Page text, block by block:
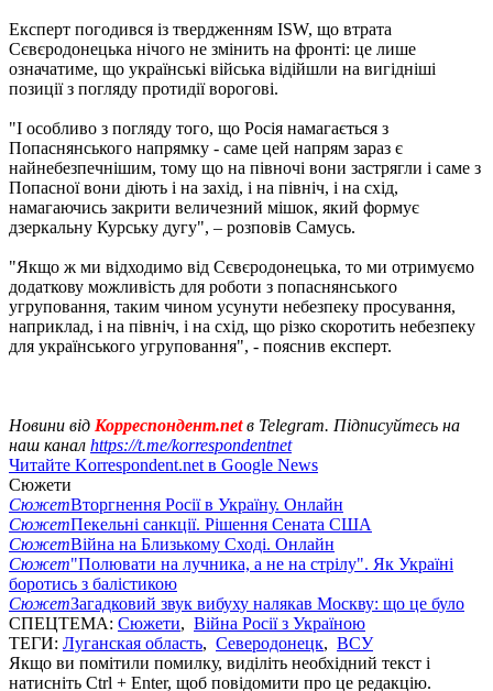
Експерт погодився із твердженням ISW, що втрата
Сєвєродонецька нічого не змінить на фронті: це лише
означатиме, що українські війська відійшли на вигідніші
позиції з погляду протидії ворогові.
"І особливо з погляду того, що Росія намагається з
Попаснянського напрямку - саме цей напрям зараз є
найнебезпечнішим, тому що на півночі вони застрягли і саме з
Попасної вони діють і на захід, і на північ, і на схід,
намагаючись закрити величезний мішок, який формує
дзеркальну Курську дугу", – розповів Самусь.
"Якщо ж ми відходимо від Сєвєродонецька, то ми отримуємо
додаткову можливість для роботи з попаснянського
угруповання, таким чином усунути небезпеку просування,
наприклад, і на північ, і на схід, що різко скоротить небезпеку
для українського угруповання", - пояснив експерт.
Новини від Корреспондент.netв Telegram. Підписуйтесь на
наш канал https://t.me/korrespondentnet
Читайте Korrespondent.net в Google News
Сюжети
СюжетВторгнення Росії в Україну. Онлайн
СюжетПекельні санкції. Рішення Сената США
СюжетВійна на Близькому Сході. Онлайн
Сюжет"Полювати на лучника, а не на стрілу". Як Україні
боротись з балістикою
СюжетЗагадковий звук вибуху налякав Москву: що це було
СПЕЦТЕМА: Сюжети, Війна Росії з Україною
ТЕГИ: Луганская область, Северодонецк, ВСУ
Якщо ви помітили помилку, виділіть необхідний текст і
натисніть Ctrl + Enter, щоб повідомити про це редакцію.